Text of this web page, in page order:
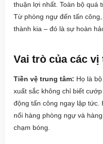
thuận lợi nhất. Toàn bộ quá
Từ phòng ngự đến tấn
thành kia – đó là sự hoàn
Vai trò của các
Tiền vệ trung tâm: Họ là
xuất sắc không chỉ biết
động tấn công ngay lập tức.
nối hàng phòng ngự và
chạm bóng.